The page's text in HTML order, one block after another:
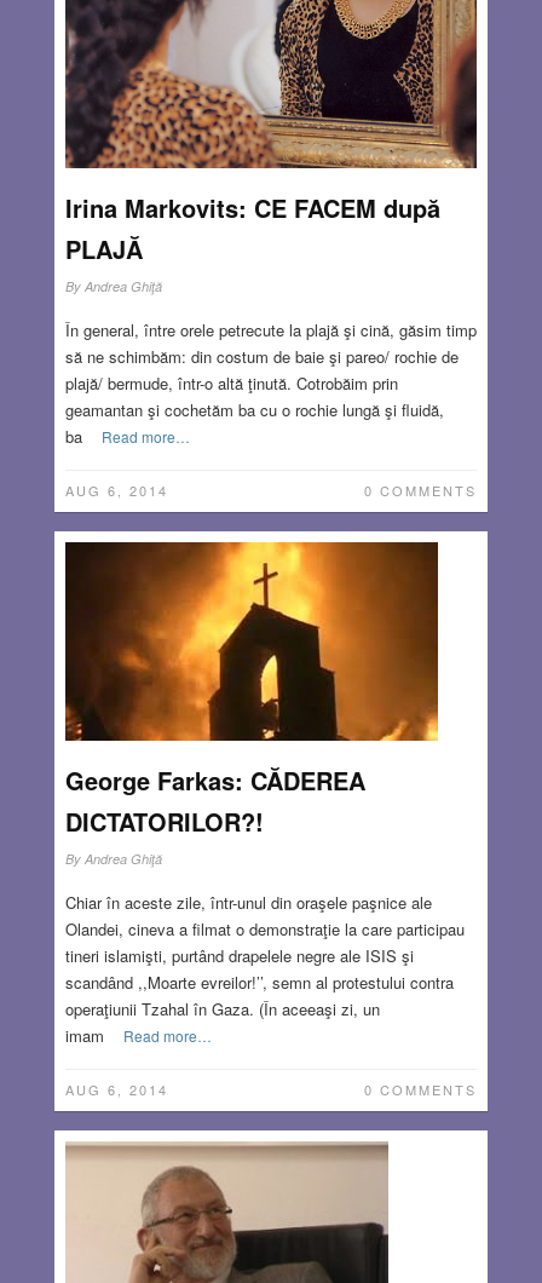
Irina Markovits: CE FACEM după
PLAJĂ
By Andrea Ghiţă
În general, între orele petrecute la plajă şi cină, găsim timp
să ne schimbăm: din costum de baie şi pareo/ rochie de
plajă/ bermude, într-o altă ţinută. Cotrobăim prin
geamantan şi cochetăm ba cu o rochie lungă şi fluidă,
ba
Read more…
AUG 6, 2014 0 COMMENTS
George Farkas: CĂDEREA
DICTATORILOR?!
By Andrea Ghiţă
Chiar în aceste zile, într-unul din oraşele paşnice ale
Olandei, cineva a filmat o demonstraţie la care participau
tineri islamişti, purtând drapelele negre ale ISIS şi
scandând ,,Moarte evreilor!’’, semn al protestului contra
operaţiunii Tzahal în Gaza. (În aceeaşi zi, un
imam
Read more…
AUG 6, 2014 0 COMMENTS